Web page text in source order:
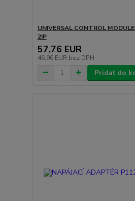
UNIVERSAL CONTROL
2IP
57,76 EUR
46,96 EUR bez DPH
Pridať do